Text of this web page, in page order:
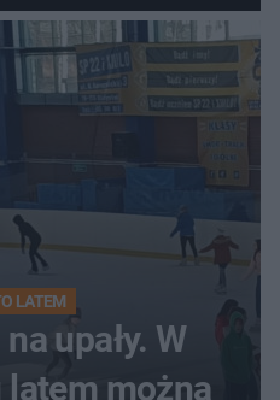
LATEM
upały. W
latem można